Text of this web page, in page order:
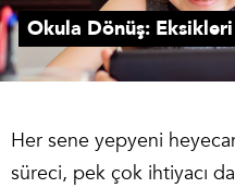
Okula Dönüş:
Her sene yepyeni
süreci, pek çok ihtiyacı